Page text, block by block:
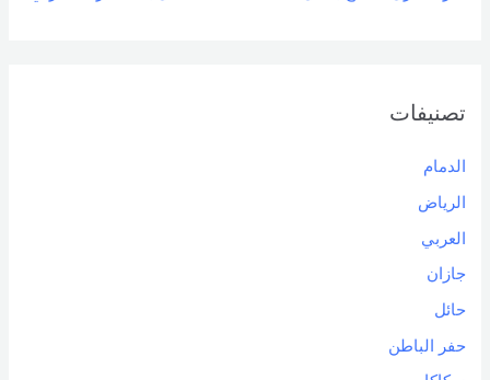
تصنيفات
الدمام
الرياض
العربي
جازان
حائل
حفر الباطن